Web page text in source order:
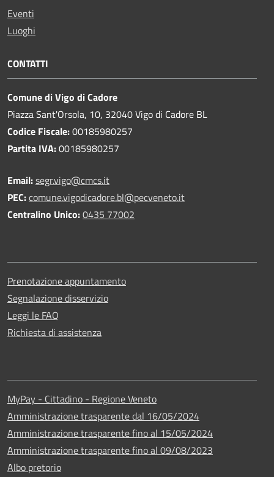
Eventi
Luoghi
CONTATTI
Comune di Vigo di Cadore
Piazza Sant'Orsola, 10, 32040 Vigo di Cadore BL
Codice Fiscale:00185980257
Partita IVA:00185980257
Email:segr.vigo@cmcs.it
PEC:comune.vigodicadore.bl@pecveneto.it
Centralino Unico:0435 77002
Prenotazione appuntamento
Segnalazione disservizio
Leggi le FAQ
Richiesta di assistenza
MyPay - Cittadino - Regione Veneto
Amministrazione trasparente dal 16/05/2024
Amministrazione trasparente fino al 15/05/2024
Amministrazione trasparente fino al 09/08/2023
Albo pretorio